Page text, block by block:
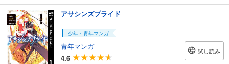
アサシンズプライド
少年・青年マンガ
青年マンガ
4.6
試し読み